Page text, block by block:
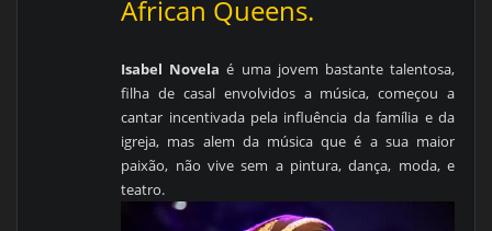
African Queens.
Isabel Novela é uma jovem bastante talentosa,
filha de casal envolvidos a música, começou a
cantar incentivada pela influência da família e da
igreja, mas alem da música que é a sua maior
paixão, não vive sem a pintura, dança, moda, e
teatro.